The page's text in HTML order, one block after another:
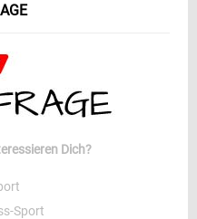
Dich?
Sport